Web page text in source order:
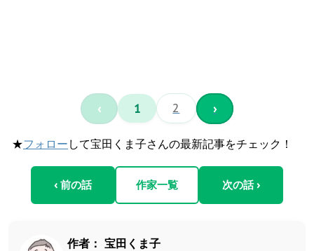
‹ 1 2 ›
★フォロー して宝田くま子さんの最新記事をチェック！
‹ 前の話 作家一覧 次の話 ›
作者： 宝田くま子